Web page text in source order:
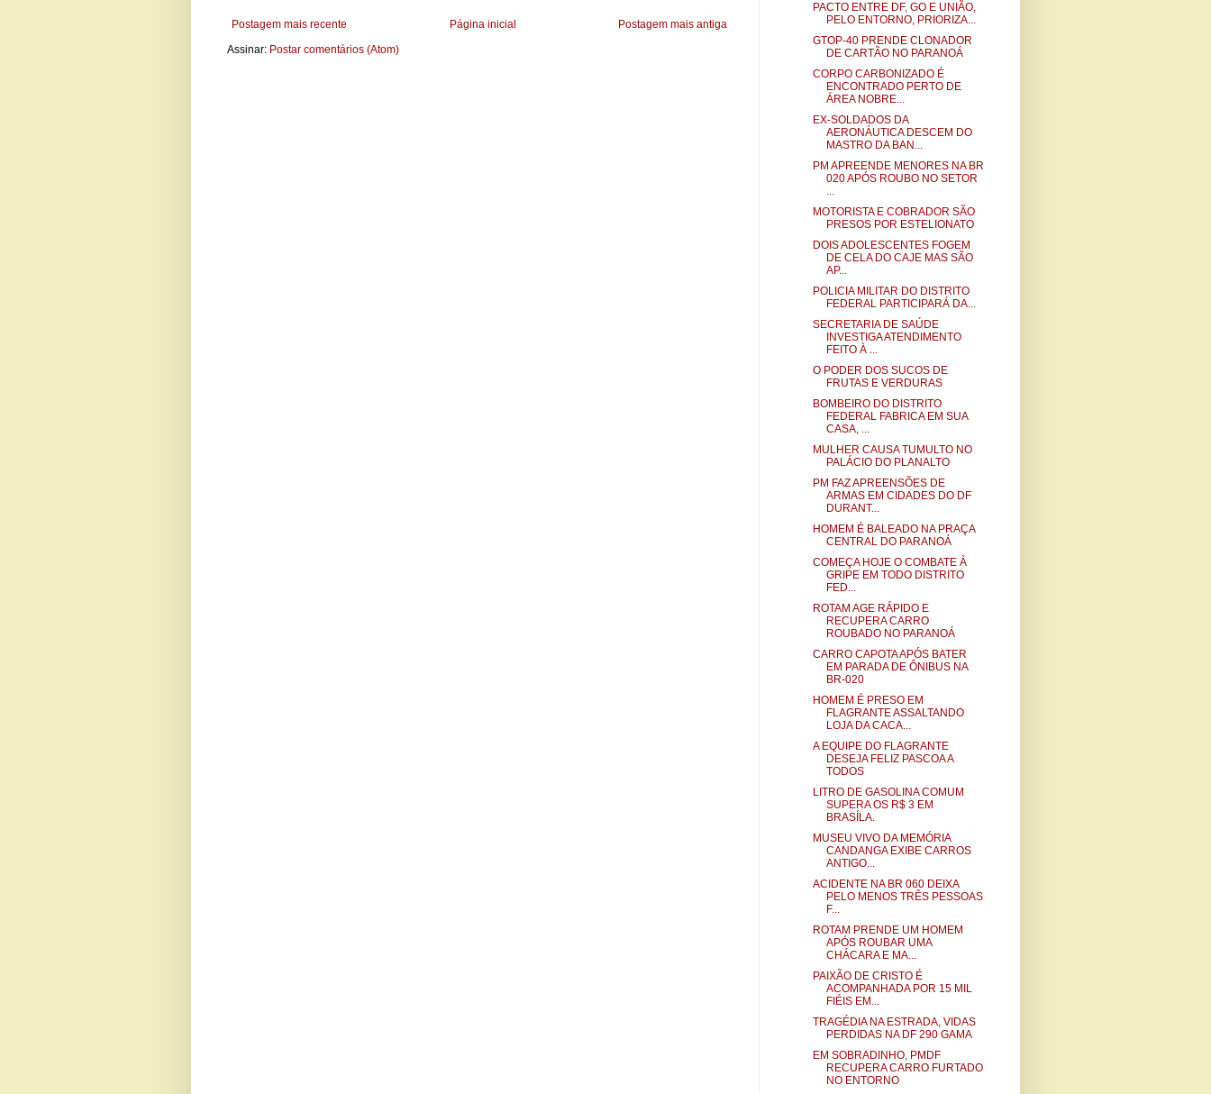
Postagem mais recente Postagem mais antiga
Página inicial
Assinar: Postar comentários (Atom)
PACTO ENTRE DF, GO E UNIÃO,
PELO ENTORNO, PRIORIZA...
GTOP-40 PRENDE CLONADOR
DE CARTÃO NO PARANOÁ
CORPO CARBONIZADO É
ENCONTRADO PERTO DE
ÁREA NOBRE...
EX-SOLDADOS DA
AERONÁUTICA DESCEM DO
MASTRO DA BAN...
PM APREENDE MENORES NA BR
020 APÓS ROUBO NO SETOR
...
MOTORISTA E COBRADOR SÃO
PRESOS POR ESTELIONATO
DOIS ADOLESCENTES FOGEM
DE CELA DO CAJE MAS SÃO
AP...
POLICIA MILITAR DO DISTRITO
FEDERAL PARTICIPARÁ DA...
SECRETARIA DE SAÚDE
INVESTIGA ATENDIMENTO
FEITO À ...
O PODER DOS SUCOS DE
FRUTAS E VERDURAS
BOMBEIRO DO DISTRITO
FEDERAL FABRICA EM SUA
CASA, ...
MULHER CAUSA TUMULTO NO
PALÁCIO DO PLANALTO
PM FAZ APREENSÕES DE
ARMAS EM CIDADES DO DF
DURANT...
HOMEM É BALEADO NA PRAÇA
CENTRAL DO PARANOÁ
COMEÇA HOJE O COMBATE À
GRIPE EM TODO DISTRITO
FED...
ROTAM AGE RÁPIDO E
RECUPERA CARRO
ROUBADO NO PARANOÁ
CARRO CAPOTA APÓS BATER
EM PARADA DE ÔNIBUS NA
BR-020
HOMEM É PRESO EM
FLAGRANTE ASSALTANDO
LOJA DA CACA...
A EQUIPE DO FLAGRANTE
DESEJA FELIZ PASCOA A
TODOS
LITRO DE GASOLINA COMUM
SUPERA OS R$ 3 EM
BRASÍLA.
MUSEU VIVO DA MEMÓRIA
CANDANGA EXIBE CARROS
ANTIGO...
ACIDENTE NA BR 060 DEIXA
PELO MENOS TRÊS PESSOAS
F...
ROTAM PRENDE UM HOMEM
APÓS ROUBAR UMA
CHÁCARA E MA...
PAIXÃO DE CRISTO É
ACOMPANHADA POR 15 MIL
FIÉIS EM...
TRAGÉDIA NA ESTRADA, VIDAS
PERDIDAS NA DF 290 GAMA
EM SOBRADINHO, PMDF
RECUPERA CARRO FURTADO
NO ENTORNO